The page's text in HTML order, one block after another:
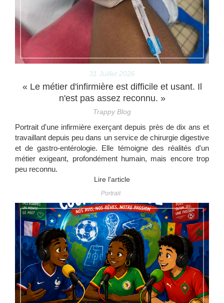
31 Juillet 2026
« Le métier d'infirmière est difficile et usant. Il
n'est pas assez reconnu. »
Trappy Blog
Portrait d'une infirmière exerçant depuis près de dix ans et
travaillant depuis peu dans un service de chirurgie digestive
et de gastro-entérologie. Elle témoigne des réalités d'un
métier exigeant, profondément humain, mais encore trop
peu reconnu.
Lire l'article
Portrait